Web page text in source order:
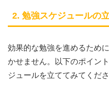
2. 勉強スケジュールの
効果的な勉強を進めるため
かせません。以下のポイン
ジュールを立ててみてくださ